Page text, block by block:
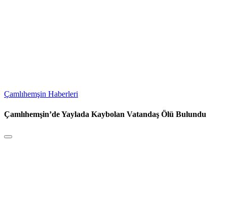
Çamlıhemşin Haberleri
Çamlıhemşin’de Yaylada Kaybolan Vatandaş Ölü Bulundu